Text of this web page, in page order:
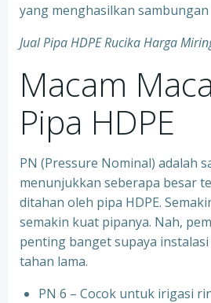
yang menghasilkan
Jual Pipa HDPE Rucika Harga
Macam
Pipa HDPE
PN (Pressure Nominal) adalah
menunjukkan seberapa besar
ditahan oleh pipa HDPE.
semakin kuat pipanya. Nah,
penting banget supaya
tahan lama.
PN 6 – Cocok untuk irigasi